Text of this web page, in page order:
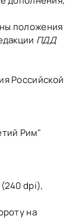
положения
ПДД
Российской
Pим"
dpi),
на